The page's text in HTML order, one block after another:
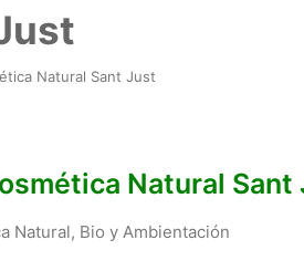
Natural Sant Just
Natural Sant
Natural, Bio y Ambientación